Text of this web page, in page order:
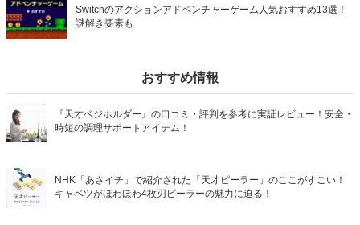
Switchのアクションアドベンチャーゲーム人気おすすめ13選！
謎解き要素も
おすすめ情報
『天才ベジホルダー』の口コミ・評判を参考に実証レビュー！安全・
時短の調理サポートアイテム！
NHK「あさイチ」で紹介された「天才ピーラー」のここがすごい！
キャベツがほわほわ4枚刃ピーラーの魅力に迫る！